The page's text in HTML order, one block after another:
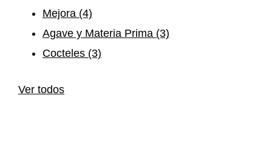
Mejora (4)
Agave y Materia Prima (3)
Cocteles (3)
Ver todos